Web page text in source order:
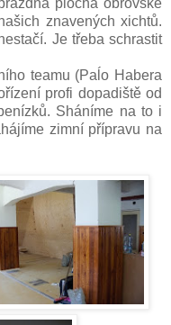
plocha obrovské
znavených xichtů.
Je třeba schrastit
teamu (Paĺo Habera
profi dopadiště od
Sháníme na to i
zimní přípravu na